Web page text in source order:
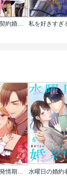
離婚予定の契約婚なのに､冷酷公爵様に執着されています
悪役令嬢の発情期【タテヨミ】【フルカラー】